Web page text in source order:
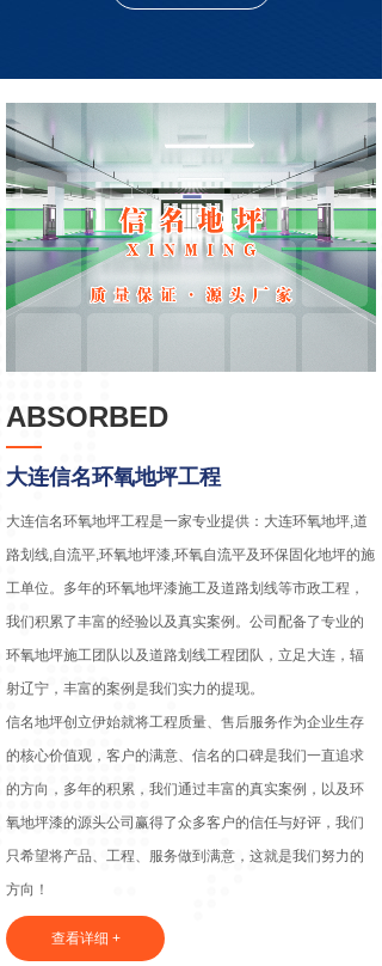
大连信名环氧地坪工程
ABSORBED
大连信名环氧地坪工程是一家专业提供：大连环氧地坪,道
路划线,自流平,环氧地坪漆,环氧自流平及环保固化地坪的施
工单位。多年的环氧地坪漆施工及道路划线等市政工程，
我们积累了丰富的经验以及真实案例。公司配备了专业的
环氧地坪施工团队以及道路划线工程团队，立足大连，辐
射辽宁，丰富的案例是我们实力的提现。
信名地坪创立伊始就将工程质量、售后服务作为企业生存
的核心价值观，客户的满意、信名的口碑是我们一直追求
的方向，多年的积累，我们通过丰富的真实案例，以及环
氧地坪漆的源头公司赢得了众多客户的信任与好评，我们
只希望将产品、工程、服务做到满意，这就是我们努力的
方向！
查看详细 +